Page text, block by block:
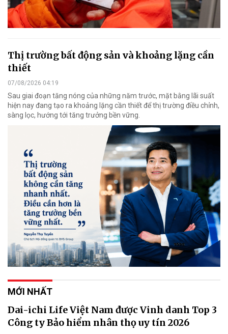
Thị trường bất động sản và khoảng lặng cần
thiết
07/08/2026 04:19
Sau giai đoạn tăng nóng của những năm trước, mặt bằng lãi suất
hiện nay đang tạo ra khoảng lặng cần thiết để thị trường điều chỉnh,
sàng lọc, hướng tới tăng trưởng bền vững.
MỚI NHẤT
Dai-ichi Life Việt Nam được Vinh danh Top 3
Công ty Bảo hiểm nhân thọ uy tín 2026